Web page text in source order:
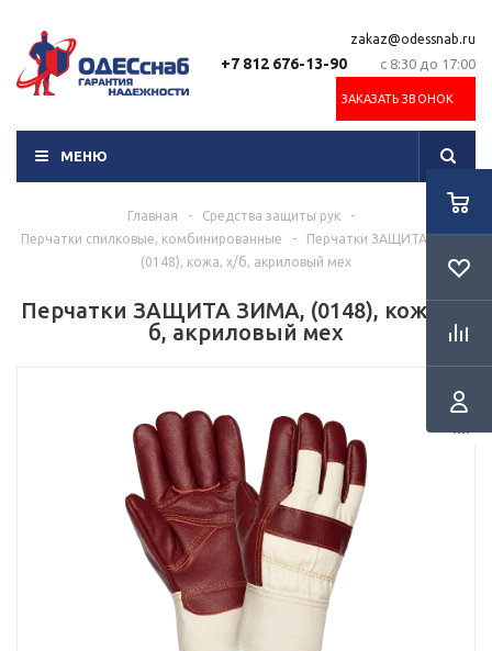
+7 812 676-13-90
zakaz@odessnab.ru
с 8:30 до 17:00
ЗАКАЗАТЬ ЗВОНОК
МЕНЮ
Главная - Средства защиты рук
-
Перчатки спилковые, комбинированные
-
Перчатки ЗАЩИТА ЗИМА,
(0148), кожа, х/б, акриловый мех
Перчатки ЗАЩИТА ЗИМА, (0148), кожа, х/
б, акриловый мех